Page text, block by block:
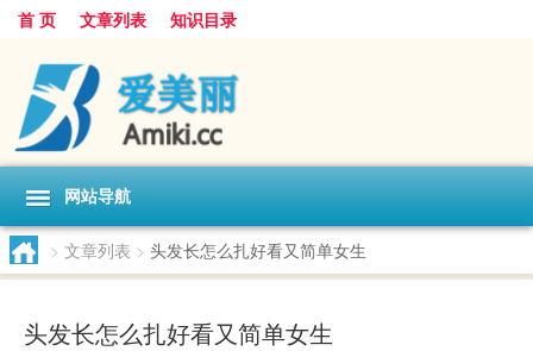
首 页 文章列表 知识目录
网站导航
> 文章列表 > 头发长怎么扎好看又简单女生
头发长怎么扎好看又简单女生